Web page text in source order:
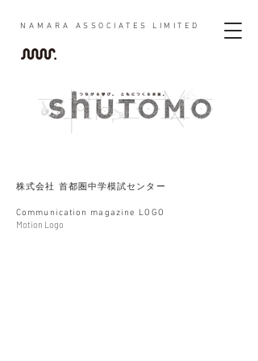
NAMARA ASSOCIATES LIMITED
株式会社 首都圏中学模試センター
Communication magazine LOGO
Motion Logo